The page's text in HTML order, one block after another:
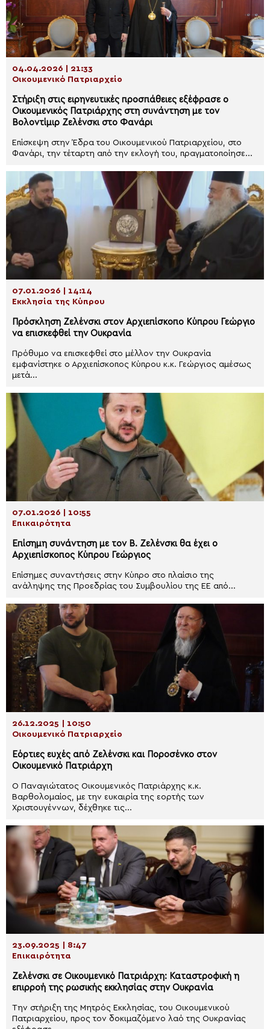
04.04.2026 | 21:33
Οικουμενικό Πατριαρχείο
Στήριξη στις ειρηνευτικές προσπάθειες εξέφρασε ο
Οικουμενικός Πατριάρχης στη συνάντηση με τον
Βολοντίμιρ Ζελένσκι στο Φανάρι
Επίσκεψη στην Έδρα του Οικουμενικού Πατριαρχείου, στο
Φανάρι, την τέταρτη από την εκλογή του, πραγματοποίησε...
07.01.2026 | 14:14
Εκκλησία της Κύπρου
Πρόσκληση Ζελένσκι στον Αρχιεπίσκοπο Κύπρου Γεώργιο
να επισκεφθεί την Ουκρανία
Πρόθυμο να επισκεφθεί στο μέλλον την Ουκρανία
εμφανίστηκε ο Αρχιεπίσκοπος Κύπρου κ.κ. Γεώργιος αμέσως
μετά...
07.01.2026 | 10:55
Επικαιρότητα
Επίσημη συνάντηση με τον Β. Ζελένσκι θα έχει ο
Αρχιεπίσκοπος Κύπρου Γεώργιος
Eπίσημες συναντήσεις στην Κύπρο στο πλαίσιο της
ανάληψης της Προεδρίας του Συμβουλίου της ΕΕ από...
26.12.2025 | 10:50
Οικουμενικό Πατριαρχείο
Εόρτιες ευχές από Ζελένσκι και Ποροσένκο στον
Οικουμενικό Πατριάρχη
Ο Παναγιώτατος Οικουμενικός Πατριάρχης κ.κ.
Βαρθολομαίος, με την ευκαιρία της εορτής των
Χριστουγέννων, δέχθηκε τις...
23.09.2025 | 8:47
Επικαιρότητα
Ζελένσκι σε Οικουμενικό Πατριάρχη: Καταστροφική η
επιρροή της ρωσικής εκκλησίας στην Ουκρανία
Την στήριξη της Μητρός Εκκλησίας, του Οικουμενικού
Πατριαρχείου, προς τον δοκιμαζόμενο λαό της Ουκρανίας